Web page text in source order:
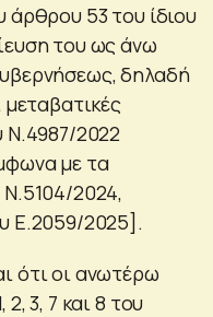
άρθρου 53 του ίδιου
του ως άνω
δηλαδή
Ν.4987/2022
με τα
2024,
Ε.2059/2025].
ότι οι ανωτέρω
3, 7 και 8 του